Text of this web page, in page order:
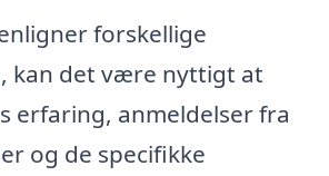
forskellige
kan det være nyttigt at
erfaring, anmeldelser fra
og de specifikke